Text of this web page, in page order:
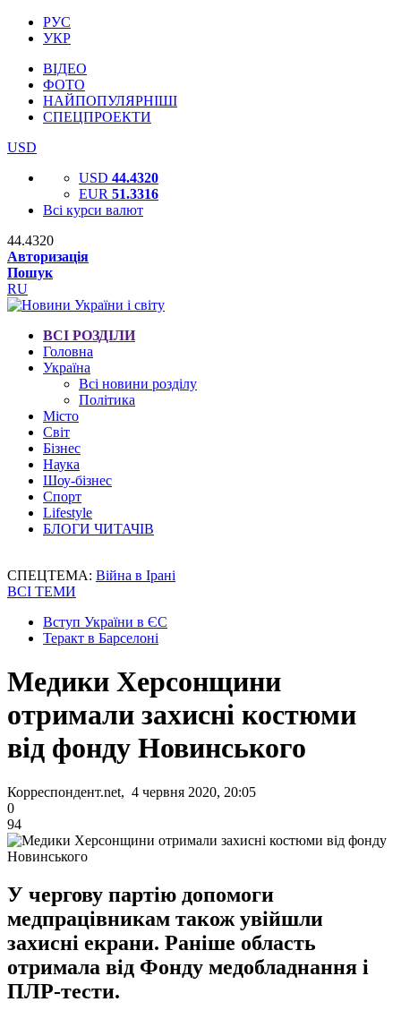
РУС
УКР
ВІДЕО
ФОТО
НАЙПОПУЛЯРНІШІ
СПЕЦПРОЕКТИ
USD
USD 44.4320
EUR 51.3316
Всі курси валют
44.4320
Авторизація
Пошук
RU
ВСІ РОЗДІЛИ
Головна
Україна
Всі новини розділу
Політика
Місто
Світ
Бізнес
Наука
Шоу-бізнес
Спорт
Lifestyle
БЛОГИ ЧИТАЧІВ
СПЕЦТЕМА: Війна в Ірані
ВСІ ТЕМИ
Вступ України в ЄС
Теракт в Барселоні
Медики Херсонщини
отримали захисні костюми
від фонду Новинського
Корреспондент.net, 4 червня 2020, 20:05
0
94
У чергову партію допомоги
медпрацівникам також увійшли
захисні екрани. Раніше область
отримала від Фонду медобладнання і
ПЛР-тести.